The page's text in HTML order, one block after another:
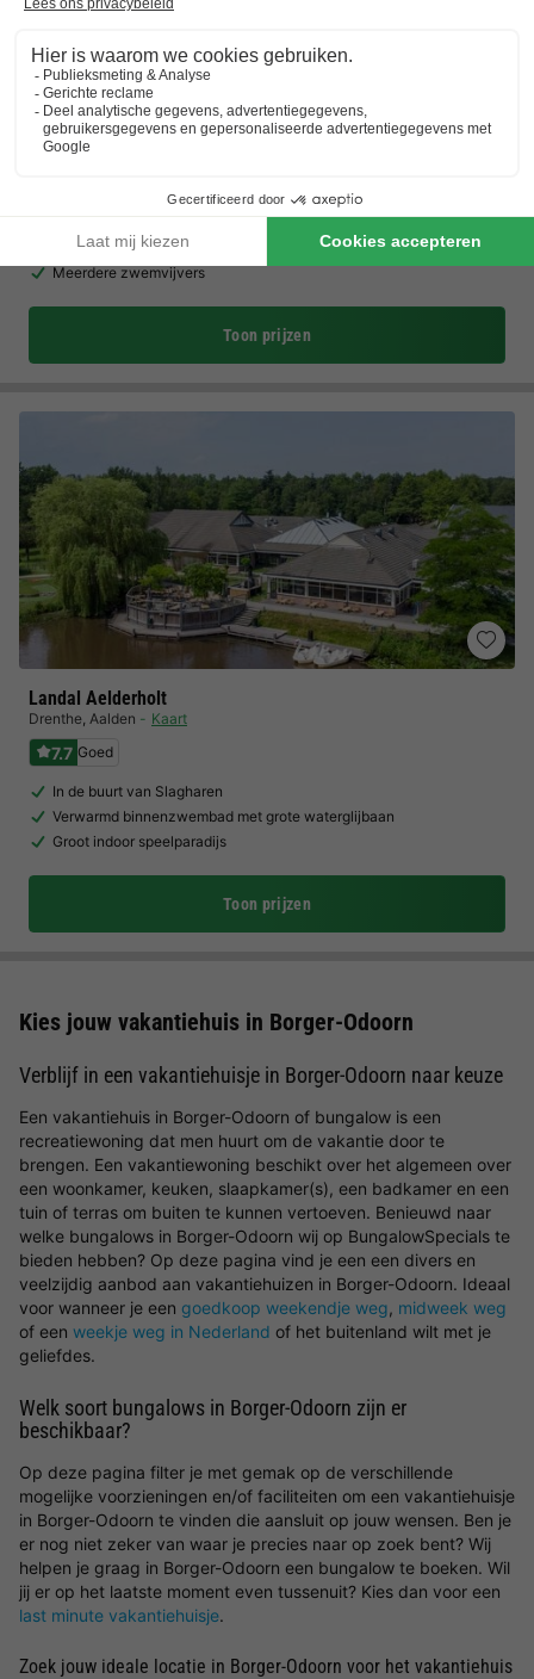
Molecaten Park Kuierpad
Drenthe,
Klimpark
Wildwaterglijbaan
Meerdere zwemvijvers
Toon prijzen
Landal Aelderholt
Drenthe, Aalden Kaart
7.7 Goed
In de buurt van Slagharen
Verwarmd binnenzwembad met grote waterglijbaan
Groot indoor speelparadijs
Toon prijzen
Kies jouw vakantiehuis in Borger-Odoorn
Verblijf in een vakantiehuisje in Borger-Odoorn naar keuze
Een vakantiehuis in Borger-Odoorn of bungalow is een
recreatiewoning dat men huurt om de vakantie door te
brengen. Een vakantiewoning beschikt over het algemeen over
een woonkamer, keuken, slaapkamer(s), een badkamer en een
tuin of terras om buiten te kunnen vertoeven. Benieuwd naar
welke bungalows in Borger-Odoorn wij op BungalowSpecials te
bieden hebben? Op deze pagina vind je een een divers en
veelzijdig aanbod aan vakantiehuizen in Borger-Odoorn. Ideaal
voor wanneer je een goedkoop weekendje weg, midweek weg
of een weekje weg in Nederland of het buitenland wilt met je
geliefdes.
Welk soort bungalows in Borger-Odoorn zijn er
beschikbaar?
Op deze pagina filter je met gemak op de verschillende
mogelijke voorzieningen en/of faciliteiten om een vakantiehuisje
in Borger-Odoorn te vinden die aansluit op jouw wensen. Ben je
er nog niet zeker van waar je precies naar op zoek bent? Wij
helpen je graag in Borger-Odoorn een bungalow te boeken. Wil
jij er op het laatste moment even tussenuit? Kies dan voor een
last minute vakantiehuisje.
Zoek jouw ideale locatie in Borger-Odoorn voor het vakantiehuis